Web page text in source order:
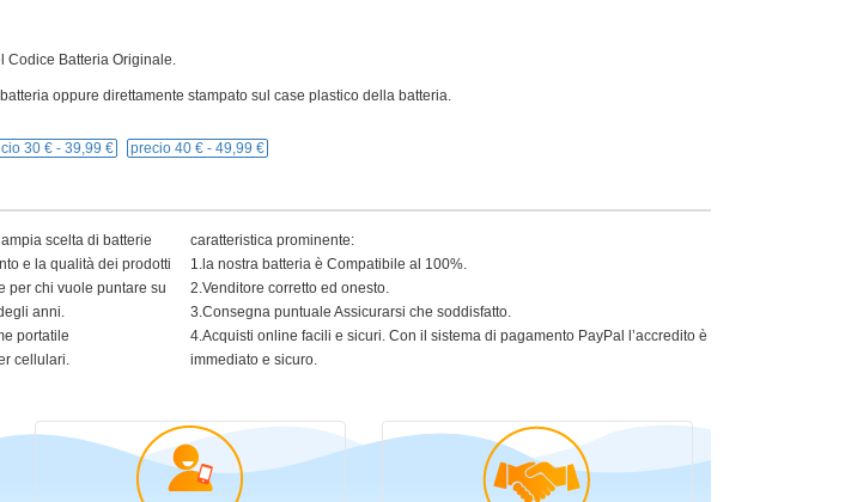
Codice Batteria Originale.
oppure direttamente stampato sul case plastico della batteria.
30 € - 39,99 € precio 40 € - 49,99 €
scelta di batterie
e la qualità dei prodotti
per chi vuole puntare su
anni.
portatile
cellulari.
caratteristica prominente:
1.la nostra batteria è Compatibile al 100%.
2.Venditore corretto ed onesto.
3.Consegna puntuale Assicurarsi che soddisfatto.
4.Acquisti online facili e sicuri. Con il sistema di pagamento PayPal l’accredito è
immediato e sicuro.